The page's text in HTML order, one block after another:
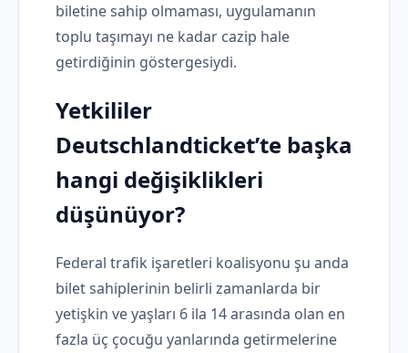
biletine sahip olmaması, uygulamanın
toplu taşımayı ne kadar cazip hale
getirdiğinin göstergesiydi.
Yetkililer
Deutschlandticket’te başka
hangi değişiklikleri
düşünüyor?
Federal trafik işaretleri koalisyonu şu anda
bilet sahiplerinin belirli zamanlarda bir
yetişkin ve yaşları 6 ila 14 arasında olan en
fazla üç çocuğu yanlarında getirmelerine